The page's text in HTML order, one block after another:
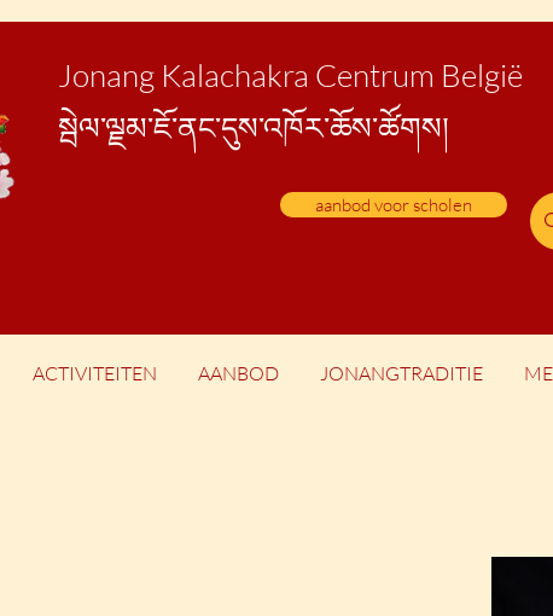
Jonang Kalachakra Centrum België
སྦེལ་ལྗམ་ཇོ་ནང་དུས་འཁོར་ཆོས་ཚོགས།
aanbod voor scholen
ACTIVITEITEN AANBOD JONANGTRADITIE